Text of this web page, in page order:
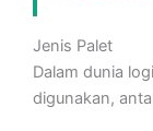
Jenis Palet
Dalam dunia
digunakan,